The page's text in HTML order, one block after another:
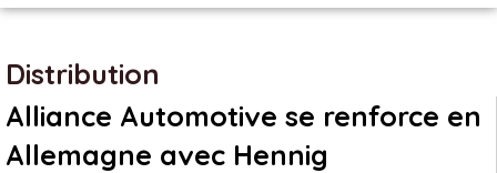
Distribution
Alliance Automotive se renforce en
Allemagne avec Hennig